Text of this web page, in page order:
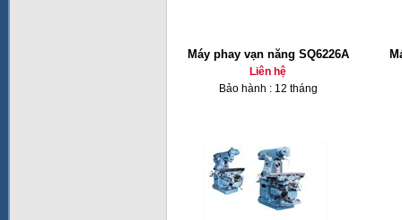
Máy phay vạn năng SQ6226A
Liên hệ
Bảo hành : 12 tháng